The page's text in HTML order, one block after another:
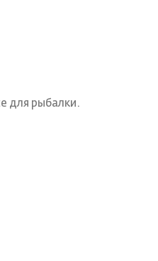
для рыбалки.